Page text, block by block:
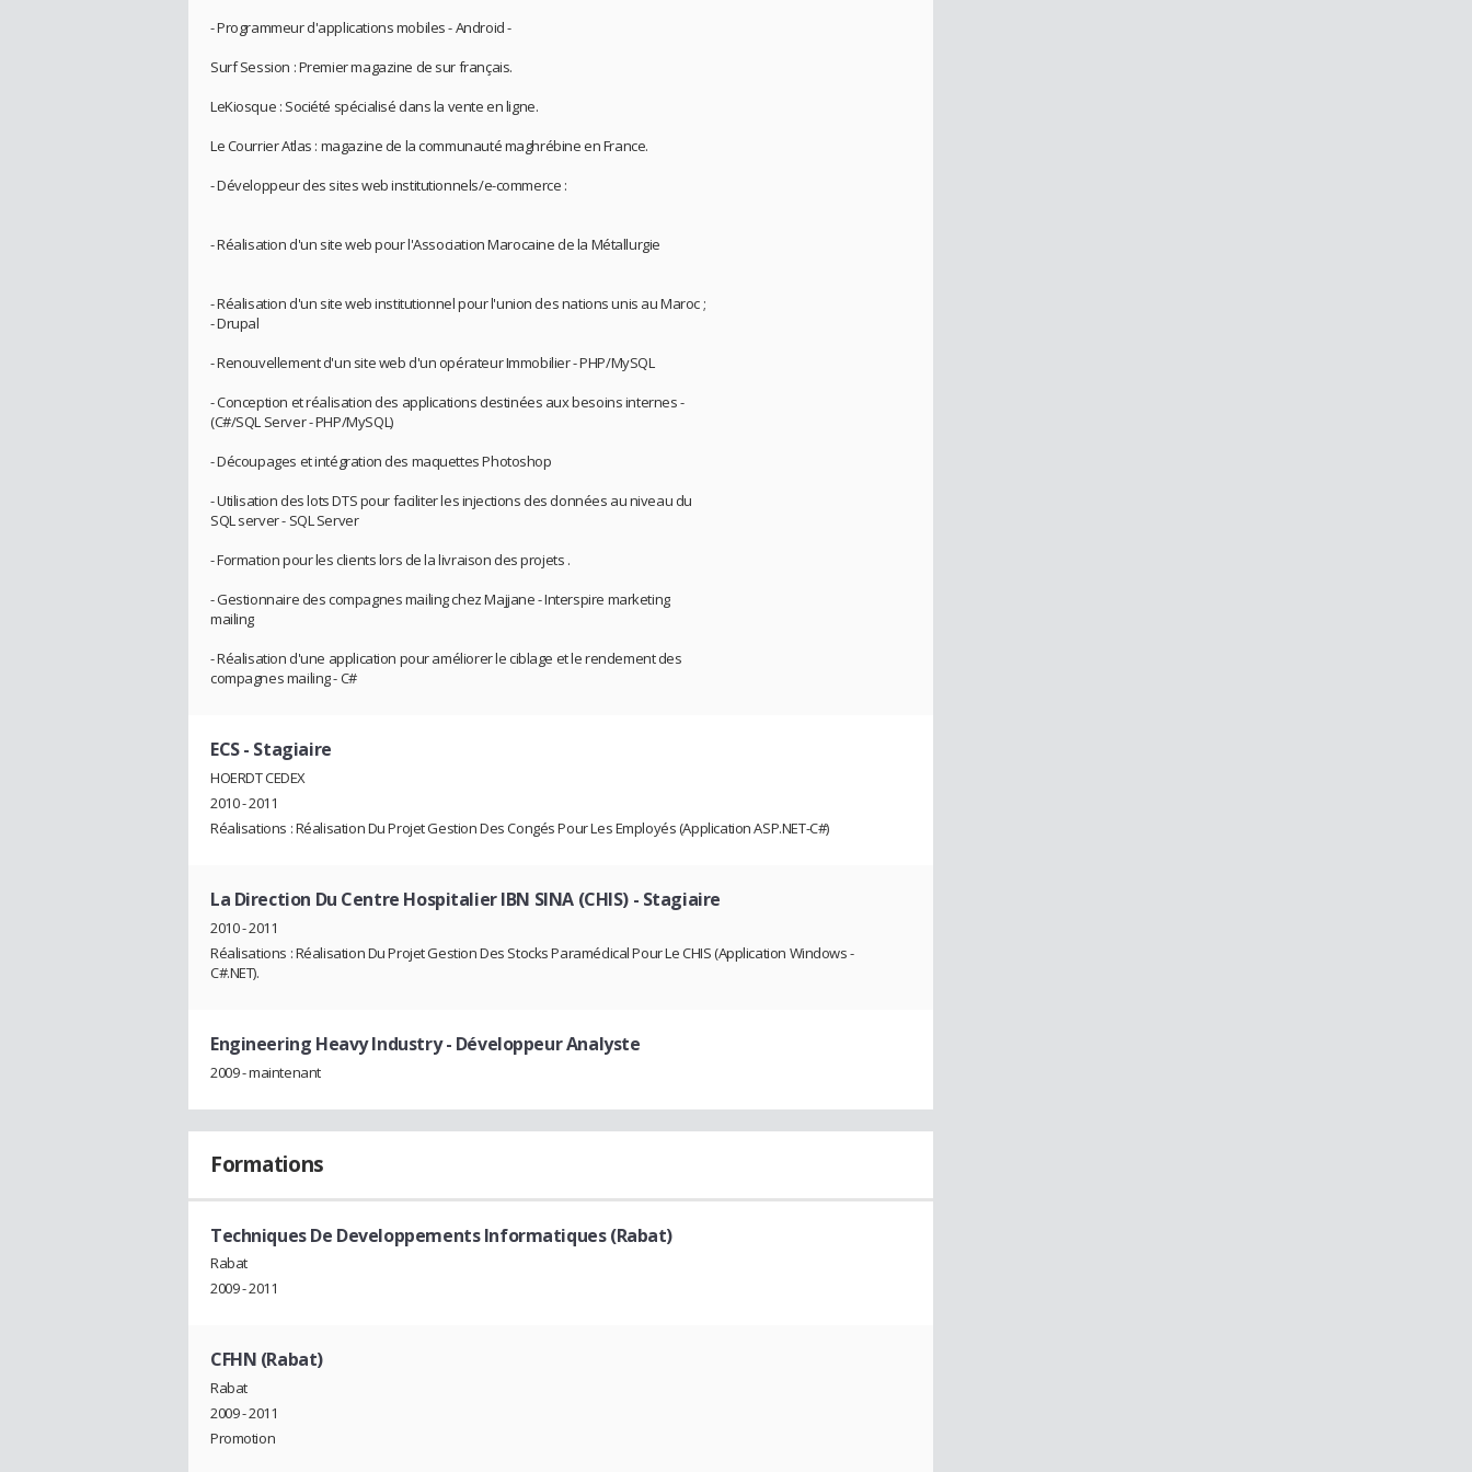
- Programmeur d'applications mobiles - Android -
Surf Session : Premier magazine de sur français.
LeKiosque : Société spécialisé dans la vente en ligne.
Le Courrier Atlas : magazine de la communauté maghrébine en France.
- Développeur des sites web institutionnels/e-commerce :
- Réalisation d'un site web pour l'Association Marocaine de la Métallurgie
- Réalisation d'un site web institutionnel pour l'union des nations unis au Maroc ;
- Drupal
- Renouvellement d'un site web d'un opérateur Immobilier - PHP/MySQL
- Conception et réalisation des applications destinées aux besoins internes -
(C#/SQL Server - PHP/MySQL)
- Découpages et intégration des maquettes Photoshop
- Utilisation des lots DTS pour faciliter les injections des données au niveau du
SQL server - SQL Server
- Formation pour les clients lors de la livraison des projets .
- Gestionnaire des compagnes mailing chez Majjane - Interspire marketing
mailing
- Réalisation d'une application pour améliorer le ciblage et le rendement des
compagnes mailing - C#
ECS- Stagiaire
HOERDT CEDEX
2010 - 2011
Réalisations : Réalisation Du Projet Gestion Des Congés Pour Les Employés (Application ASP.NET-C#)
La Direction Du Centre Hospitalier IBN SINA (CHIS) - Stagiaire
2010 - 2011
Réalisations : Réalisation Du Projet Gestion Des Stocks Paramédical Pour Le CHIS (Application Windows -
C#.NET).
Engineering Heavy Industry- Développeur Analyste
2009 - maintenant
Formations
Techniques De Developpements Informatiques (Rabat)
Rabat
2009 - 2011
CFHN (Rabat)
Rabat
2009 - 2011
Promotion